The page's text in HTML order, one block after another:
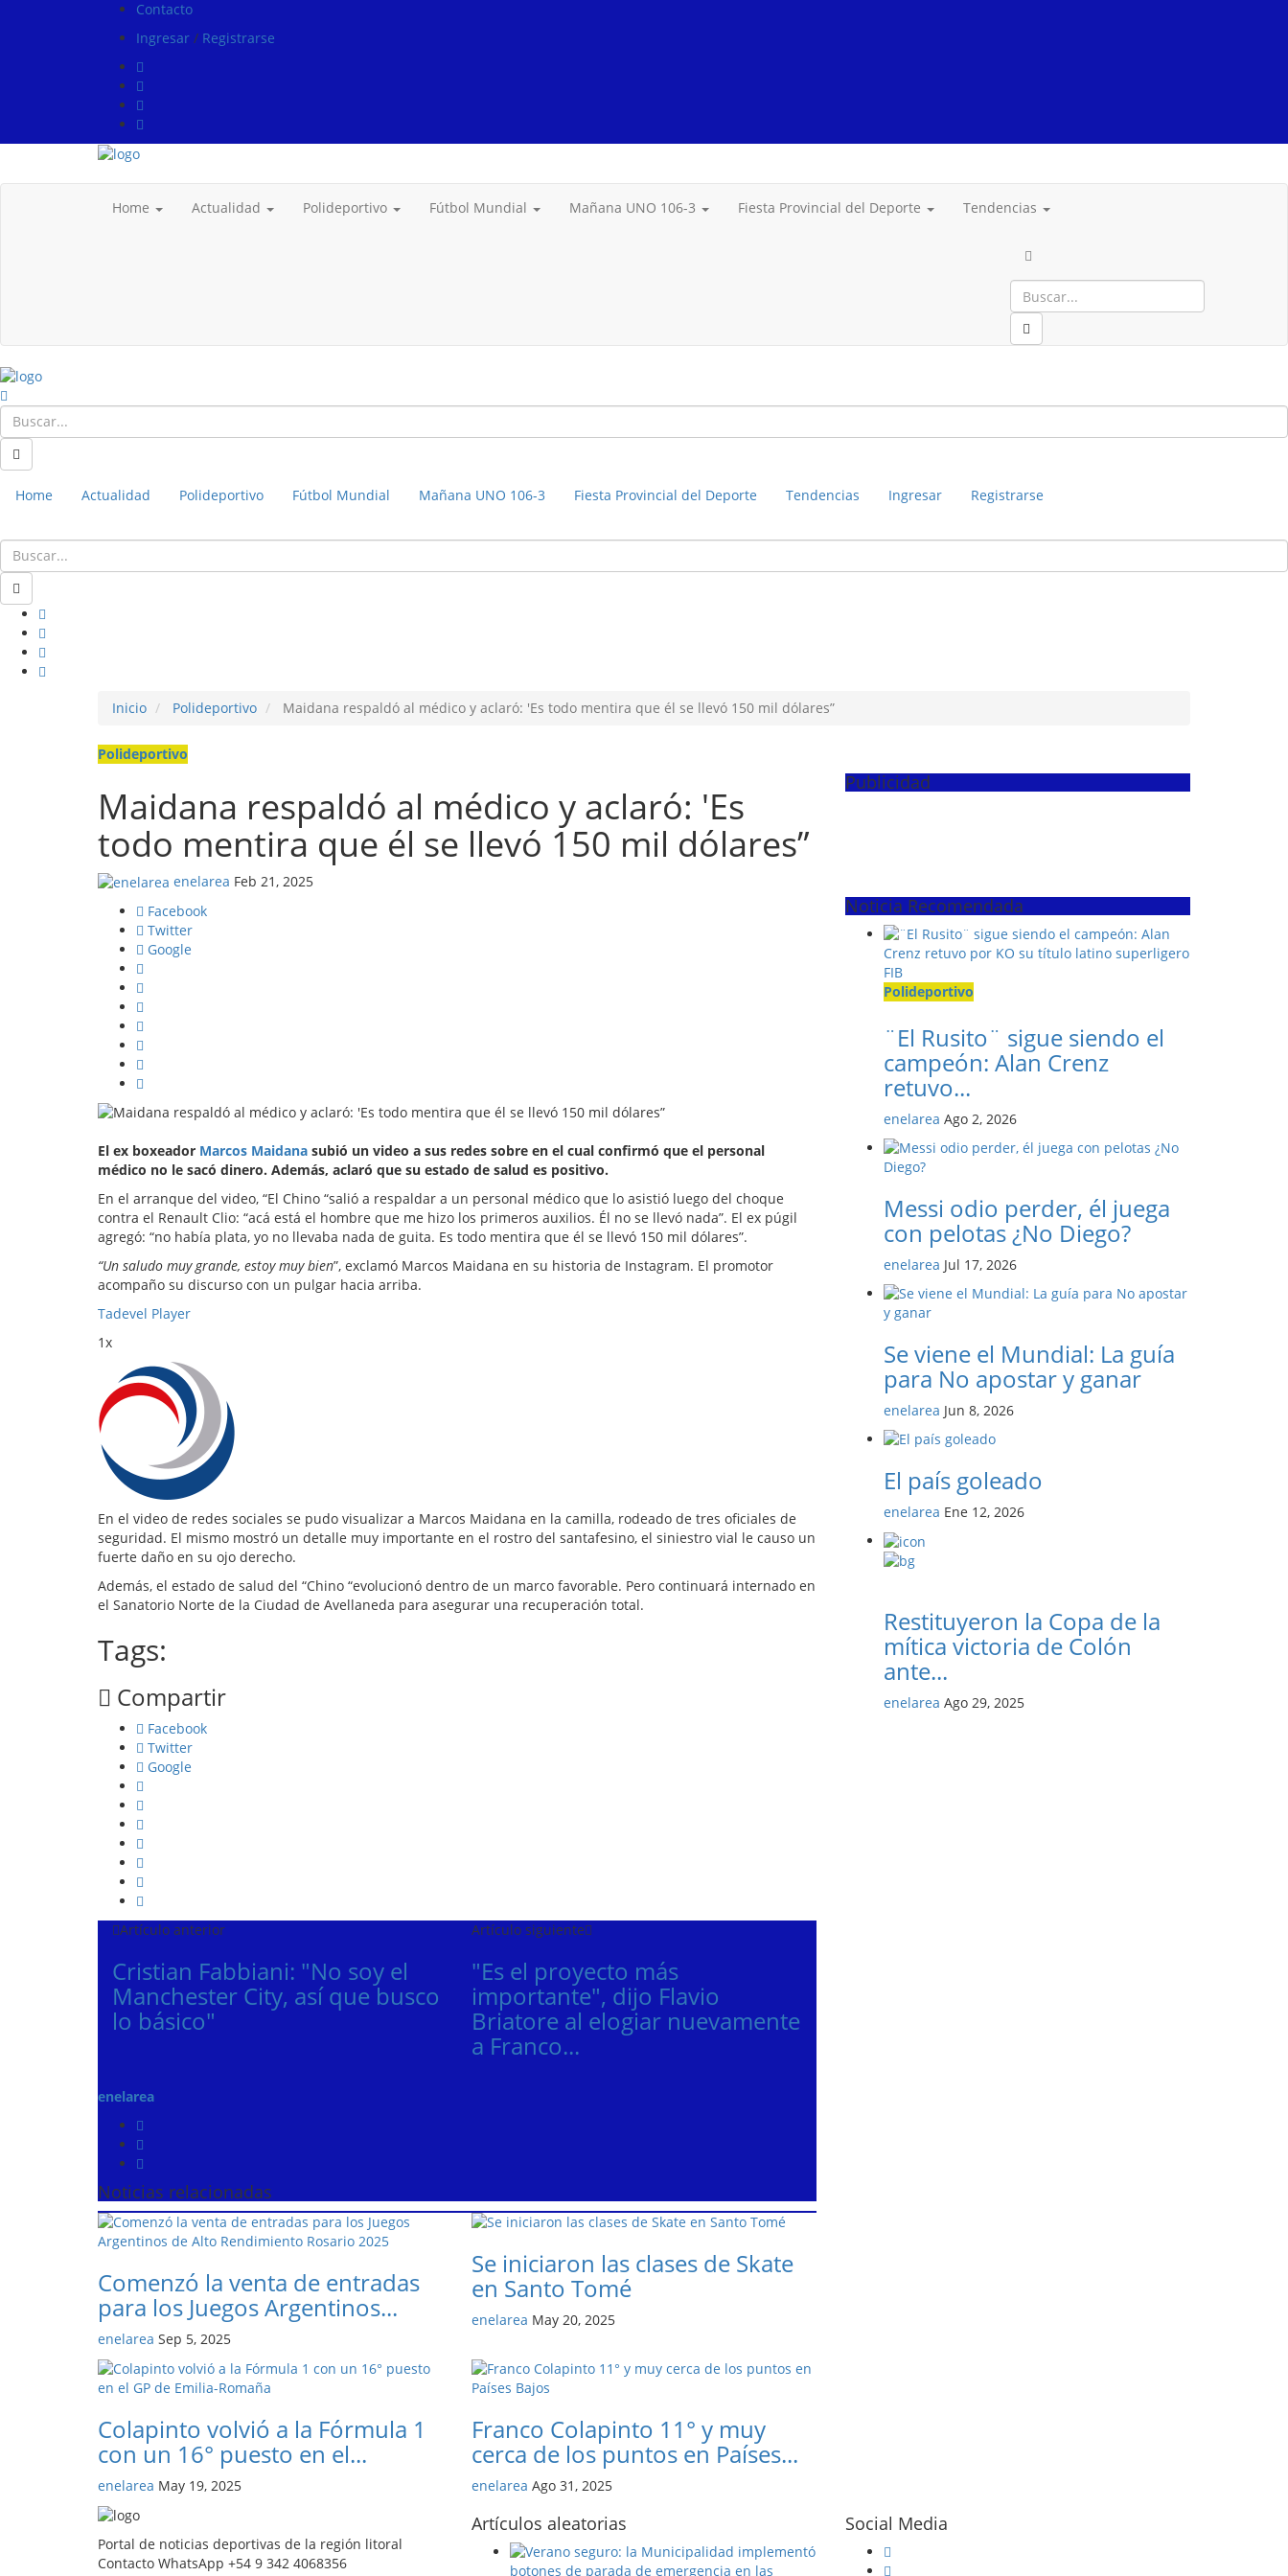
Contacto
Ingresar / Registrarse
Home Actualidad Polideportivo Fútbol Mundial Mañana UNO 106-3 Fiesta Provincial del Deporte Tendencias
Home Actualidad Polideportivo Fútbol Mundial Mañana UNO 106-3 Fiesta Provincial del Deporte Tendencias Ingresar Registrarse
Inicio Polideportivo Maidana respaldó al médico y aclaró: 'Es todo mentira que él se llevó 150 mil dólares”
Polideportivo
Maidana respaldó al médico y aclaró: 'Es
todo mentira que él se llevó 150 mil dólares”
enelarea Feb 21, 2025
Facebook
Twitter
Google
El ex boxeador Marcos Maidana subió un video a sus redes sobre en el cual confirmó que el personal
médico no le sacó dinero. Además, aclaró que su estado de salud es positivo.
En el arranque del video, “El Chino “salió a respaldar a un personal médico que lo asistió luego del choque
contra el Renault Clio: “acá está el hombre que me hizo los primeros auxilios. Él no se llevó nada”. El ex púgil
agregó: “no había plata, yo no llevaba nada de guita. Es todo mentira que él se llevó 150 mil dólares”.
“Un saludo muy grande, estoy muy bien”, exclamó Marcos Maidana en su historia de Instagram. El promotor
acompaño su discurso con un pulgar hacia arriba.
Tadevel Player
1x
En el video de redes sociales se pudo visualizar a Marcos Maidana en la camilla, rodeado de tres oficiales de
seguridad. El mismo mostró un detalle muy importante en el rostro del santafesino, el siniestro vial le causo un
fuerte daño en su ojo derecho.
Además, el estado de salud del “Chino “evolucionó dentro de un marco favorable. Pero continuará internado en
el Sanatorio Norte de la Ciudad de Avellaneda para asegurar una recuperación total.
Tags:
Compartir
Facebook
Twitter
Google
Artículo anterior
Cristian Fabbiani: "No soy el
Manchester City, así que busco
lo básico"
Artículo siguiente
"Es el proyecto más
importante", dijo Flavio
Briatore al elogiar nuevamente
a Franco...
enelarea
Noticias relacionadas
Comenzó la venta de entradas
para los Juegos Argentinos...
enelarea Sep 5, 2025
Se iniciaron las clases de Skate
en Santo Tomé
enelarea May 20, 2025
Colapinto volvió a la Fórmula 1
con un 16° puesto en el...
enelarea May 19, 2025
Franco Colapinto 11° y muy
cerca de los puntos en Países...
enelarea Ago 31, 2025
Publicidad
Noticia Recomendada
Polideportivo
¨El Rusito¨ sigue siendo el
campeón: Alan Crenz
retuvo...
enelarea Ago 2, 2026
Messi odio perder, él juega
con pelotas ¿No Diego?
enelarea Jul 17, 2026
Se viene el Mundial: La guía
para No apostar y ganar
enelarea Jun 8, 2026
El país goleado
enelarea Ene 12, 2026
Restituyeron la Copa de la
mítica victoria de Colón
ante...
enelarea Ago 29, 2025
Portal de noticias deportivas de la región litoral
Contacto WhatsApp +54 9 342 4068356
Artículos aleatorias Social Media